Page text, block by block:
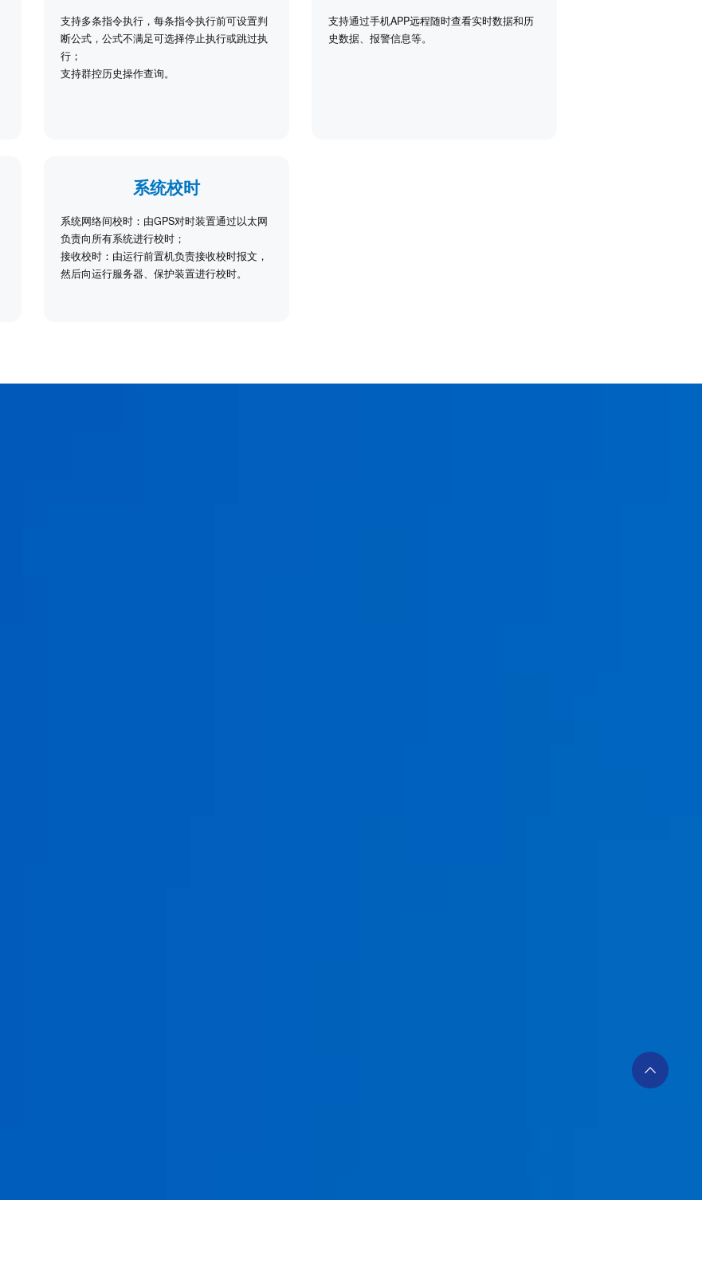
支持多条指令执行，每条指令执行前可设置判
断公式，公式不满足可选择停止执行或跳过执
行；
支持群控历史操作查询。
支持通过手机APP远程随时查看实时数据和历
史数据、报警信息等。
系统校时
系统网络间校时：由GPS对时装置通过以太网
负责向所有系统进行校时；
接收校时：由运行前置机负责接收校时报文，
然后向运行服务器、保护装置进行校时。